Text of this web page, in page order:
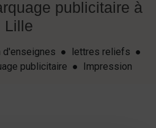
publicitaire à
Lille
d'enseignes ● lettres reliefs ●
publicitaire ● Impression